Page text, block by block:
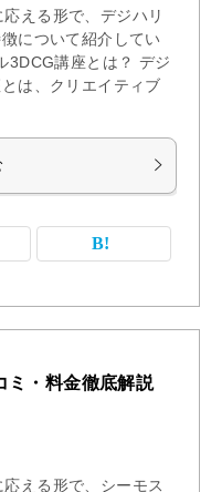
える形で、デジハリ
について紹介してい
3DCG講座とは？ デジ
は、クリエイティブ
ミ・料金徹底解説
える形で、シーモス